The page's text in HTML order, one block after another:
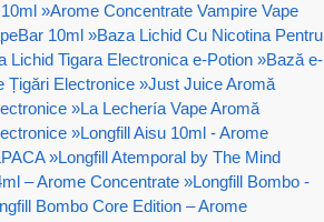
»Arome Concentrate Vampire Vape
10ml »Baza Lichid Cu Nicotina Pentru
Lichid Tigara Electronica e-Potion »Bază e-
Țigări Electronice »Just Juice Aromă
»La Lechería Vape Aromă
»Longfill Aisu 10ml - Arome
»Longfill Atemporal by The Mind
– Arome Concentrate »Longfill Bombo -
Bombo Core Edition – Arome